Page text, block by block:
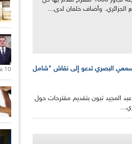
الجزائري. وأضاف خلفان لدى...
البصري تدعو إلى نقاش "شامل
عبد المجيد تبون بتقديم مقترحات حول
10 فبراير 2021 |